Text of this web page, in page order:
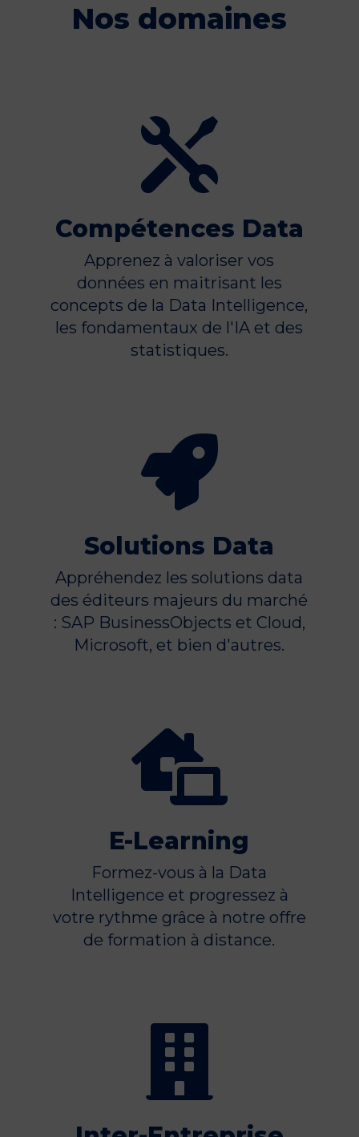
Nos domaines

Compétences Data
Apprenez à valoriser vos
données en maitrisant les
concepts de la Data Intelligence,
les fondamentaux de l'IA et des
statistiques.

Solutions Data
Appréhendez les solutions data
des éditeurs majeurs du marché
: SAP BusinessObjects et Cloud,
Microsoft, et bien d'autres.

E-Learning
Formez-vous à la Data
Intelligence et progressez à
votre rythme grâce à notre offre
de formation à distance.
